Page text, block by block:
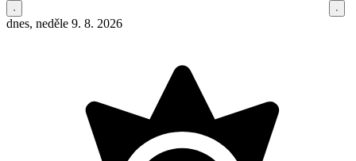
dnes, neděle 9. 8. 2026